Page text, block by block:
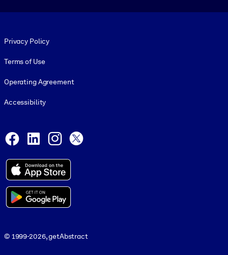
Privacy Policy
Terms of Use
Operating Agreement
Accessibility
Facebook
LinkedInInstagram
© 1999-2026, getAbstract